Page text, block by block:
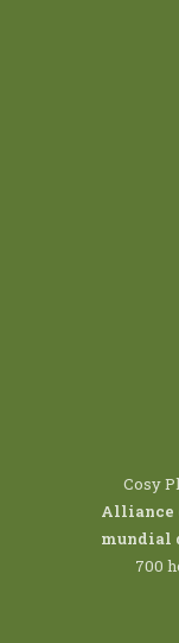
Cosy
Alliance
mundial
700